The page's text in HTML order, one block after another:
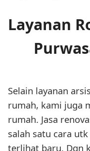
Layanan
Selain layanan
rumah, kami juga
rumah. Jasa
salah satu cara
terlihat baru. Dgn